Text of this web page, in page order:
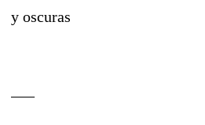
y oscuras
–––